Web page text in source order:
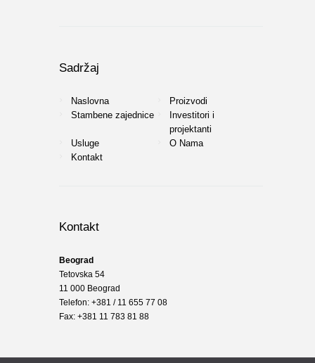
Sadržaj
Naslovna
Proizvodi
Stambene zajednice
Investitori i
projektanti
Usluge
O Nama
Kontakt
Kontakt
Beograd
Tetovska 54
11 000 Beograd
Telefon: +381 / 11 655 77 08
Fax: +381 11 783 81 88